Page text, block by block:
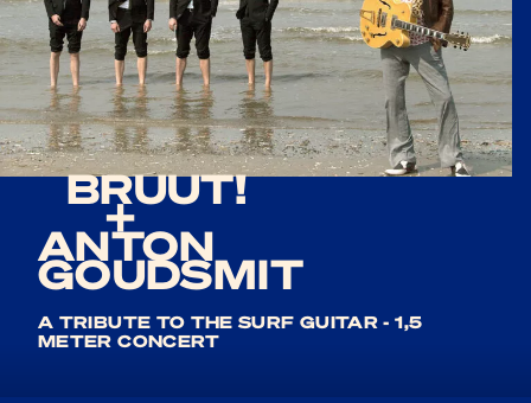
BRUUT!
+
ANTON
GOUDSMIT
A TRIBUTE TO THE SURF GUITAR - 1,5
METER CONCERT